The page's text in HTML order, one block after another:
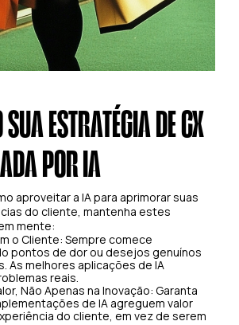
ESTRATÉGIA DE CX
POR IA
aproveitar a IA para aprimorar suas
do cliente, mantenha estes
mente:
o Cliente: Sempre comece
pontos de dor ou desejos genuínos
As melhores aplicações de IA
reais.
Não Apenas na Inovação: Garanta
de IA agreguem valor
do cliente, em vez de serem